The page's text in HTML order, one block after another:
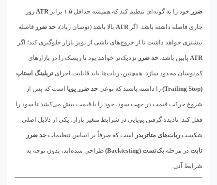
ضرر خود را به گونه‌ای تنظیم کند که همیشه حداقل ۱.۵ برابر ATR روز
جاری فاصله داشته باشد. اگرATR بالا باشد (نوسان زیاد)، حد ضرر فاصله
بیشتری خواهد داشت تا از خروج‌های ناشی از نویز بازار جلوگیری کند؛ اگر
ATR پایین باشد، حد ضرر نزدیک‌تر خواهد بود تا ریسک را در بازارهای
کم‌نوسان محدود سازد. همچنین، ربات‌ها باید قابلیت اجرای تریلینگ استاپ
(Trailing Stop) را داشته باشند که نوعی حد ضرر پویا است که پس از
شروع حرکت قیمت در جهت سود، خود را با قیمت پیش می‌کشد تا سود را
قفل کند. نادیده گرفتن پویایی در شرایط متغیر بازار، یکی از دلایل اصلی
شکست ربات‌های متاتریدر است که صرفاً بر اساس تنظیمات حد ضرر
ثابت در مرحله بک‌تست (Backtesting) طراحی شده‌اند، بدون توجه به
شرایط آتی.